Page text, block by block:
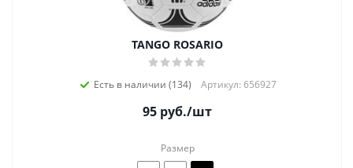
TANGO ROSARIO
Есть в наличии (134) Артикул: 656927
95 руб./шт
Размер